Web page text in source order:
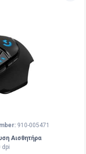
910-005471
Αισθητήρα
dpi